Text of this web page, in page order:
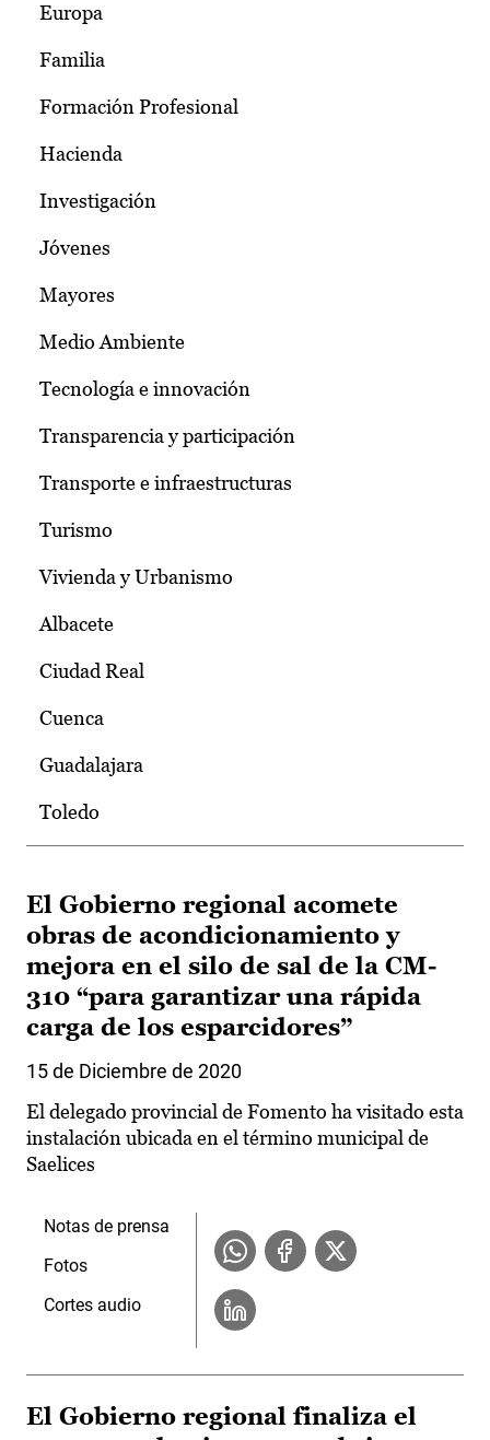
Europa
Familia
Formación Profesional
Hacienda
Investigación
Jóvenes
Mayores
Medio Ambiente
Tecnología e innovación
Transparencia y participación
Transporte e infraestructuras
Turismo
Vivienda y Urbanismo
Albacete
Ciudad Real
Cuenca
Guadalajara
Toledo
El Gobierno regional acomete
obras de acondicionamiento y
mejora en el silo de sal de la CM-
310 “para garantizar una rápida
carga de los esparcidores”
15 de Diciembre de 2020
El delegado provincial de Fomento ha visitado esta
instalación ubicada en el término municipal de
Saelices
Notas de prensa
Fotos
Cortes audio
El Gobierno regional finaliza el